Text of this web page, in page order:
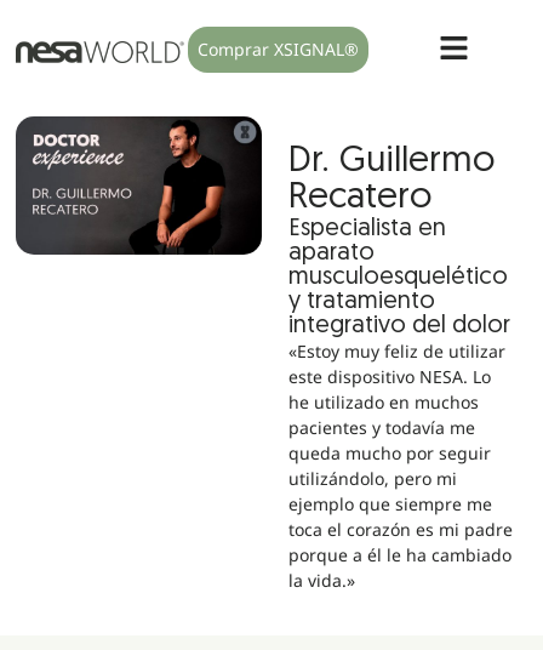
Comprar XSIGNAL®
Dr. Guillermo
Recatero
Especialista en
aparato
musculoesquelético
y tratamiento
integrativo del dolor
«Estoy muy feliz de utilizar
este dispositivo NESA. Lo
he utilizado en muchos
pacientes y todavía me
queda mucho por seguir
utilizándolo, pero mi
ejemplo que siempre me
toca el corazón es mi padre
porque a él le ha cambiado
la vida.»